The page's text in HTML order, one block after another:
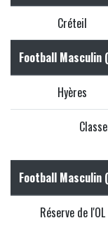
Créteil
Football
Hyères
Football Masculin
Réserve de l'OL